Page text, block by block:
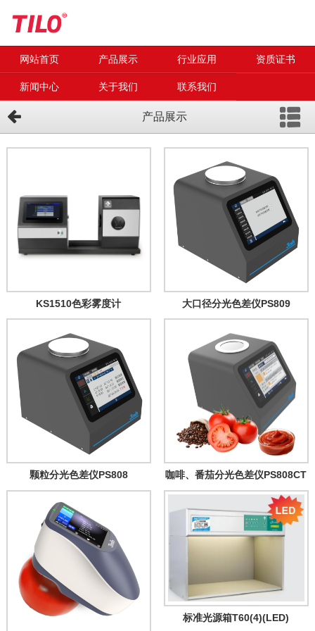
网站首页 产品展示 行业应用 资质证书
新闻中心 关于我们 联系我们
产品展示
KS1510色彩雾度计 大口径分光色差仪PS809
颗粒分光色差仪PS808 咖啡、番茄分光色差仪PS808CT
标准光源箱T60(4)(LED)